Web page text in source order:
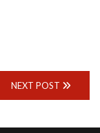
NEXT POST